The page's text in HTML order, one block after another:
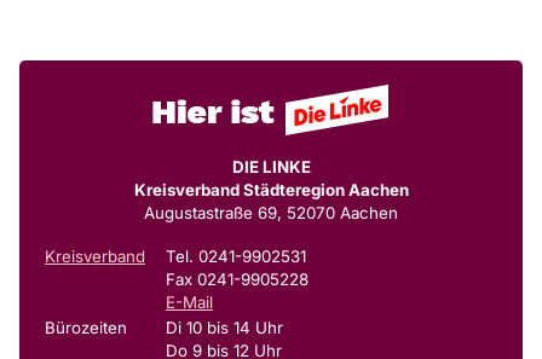
DIE LINKE
Kreisverband Städteregion Aachen
Augustastraße 69, 52070 Aachen
Kreisverband
Tel. 0241-9902531
Fax 0241-9905228
E-Mail
Bürozeiten
Di 10 bis 14 Uhr
Do 9 bis 12 Uhr